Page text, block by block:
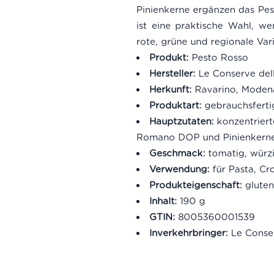
Pinienkerne ergänzen das
ist eine praktische Wahl,
rote, grüne und regionale
Produkt:Pesto Rosso
Hersteller:Le Conserve
Herkunft:Ravarino,
Produktart:
Hauptzutaten:
Romano DOP und
Geschmack:tomatig,
Verwendung:für Pasta,
Produkteigenschaft:
Inhalt:190 g
GTIN:8005360001539
Inverkehrbringer:Le